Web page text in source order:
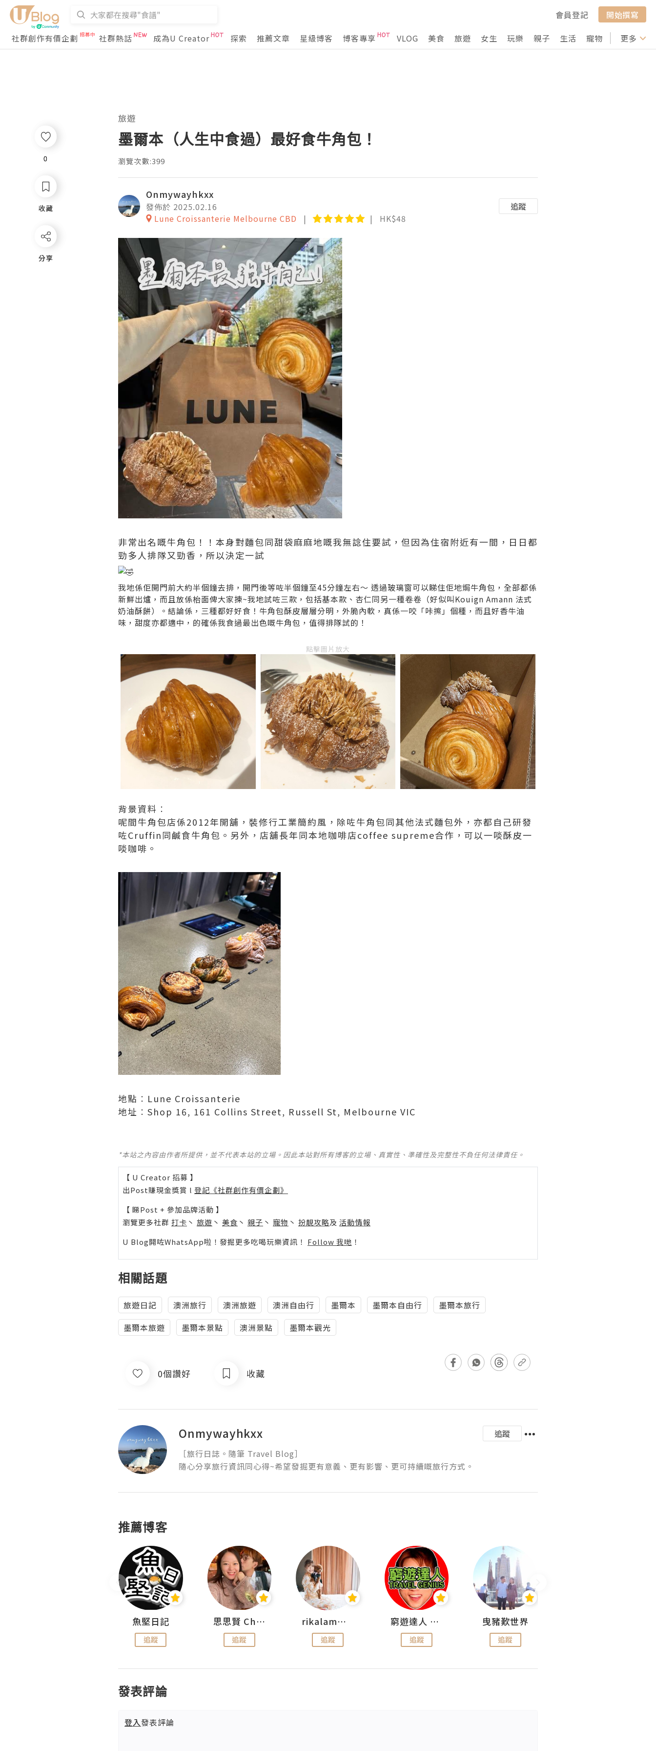
會員登記
開始撰寫
社群創作有價企劃
社群熱話 成為U Creator 探索 推薦文章 星級博客 博客專享 VLOG 美食 旅遊 女生 玩樂 親子 生活 寵物 行山 打卡
更多
0
收藏
分享
旅遊
墨爾本（人生中食過）最好食牛角包！
瀏覽次數:399
Onmywayhkxx
發佈於 2025.02.16
Lune Croissanterie Melbourne CBD
HK$48
追蹤
非常出名嘅牛角包！！本身對麵包同甜袋麻麻地嘅我無諗住要試，但因為住宿附近有一間，日日都
勁多人排隊又勁香，所以決定一試
我地係佢開門前大約半個鐘去排，開門後等咗半個鐘至45分鐘左右～ 透過玻璃窗可以睇住佢地焗牛角包，全部都係
新鮮出爐，而且放係枱面俾大家揀~我地試咗三款，包括基本款、杏仁同另一種卷卷（好似叫Kouign Amann 法式
奶油酥餅）。結論係，三種都好好食！牛角包酥皮層層分明，外脆內軟，真係一咬「咔擦」個種，而且好香牛油
味，甜度亦都適中，的確係我食過最出色嘅牛角包，值得排隊試的！
點擊圖片放大
背景資料︰
呢間牛角包店係2012年開舖，裝修行工業簡約風，除咗牛角包同其他法式麵包外，亦都自己研發
咗Cruffin同鹹食牛角包。另外，店舖長年同本地咖啡店coffee supreme合作，可以一啖酥皮一
啖咖啡。
地點︰Lune Croissanterie
地址︰Shop 16, 161 Collins Street, Russell St, Melbourne VIC
*本站之內容由作者所提供，並不代表本站的立場。因此本站對所有博客的立場、真實性、準確性及完整性不負任何法律責任。
【 U Creator 招募 】
出Post賺現金獎賞 l 登記《社群創作有價企劃》
【 睇Post + 參加品牌活動 】
瀏覽更多社群 打卡 丶 旅遊 丶 美食 丶 親子 丶 寵物 丶 扮靚攻略及 活動情報
U Blog開咗WhatsApp啦！發掘更多吃喝玩樂資訊！ Follow 我哋 ！
相關話題
旅遊日記 澳洲旅行 澳洲旅遊 澳洲自由行 墨爾本 墨爾本自由行
墨爾本旅行
墨爾本旅遊
墨爾本景點 澳洲景點 墨爾本觀光
0個讚好 收藏
Onmywayhkxx
追蹤
［旅行日誌。隨筆 Travel Blog］
隨心分享旅行資訊同心得~希望發掘更有意義、更有影響、更可持續嘅旅行方式。
推薦博客
魚堅日記
追蹤
思思賢 ChillMyBabe
追蹤
rikalammm
追蹤
窮遊達人 Mr.TravelGenius
追蹤
曳豬歎世界
追蹤
發表評論
登入發表評論
0
收藏
分享